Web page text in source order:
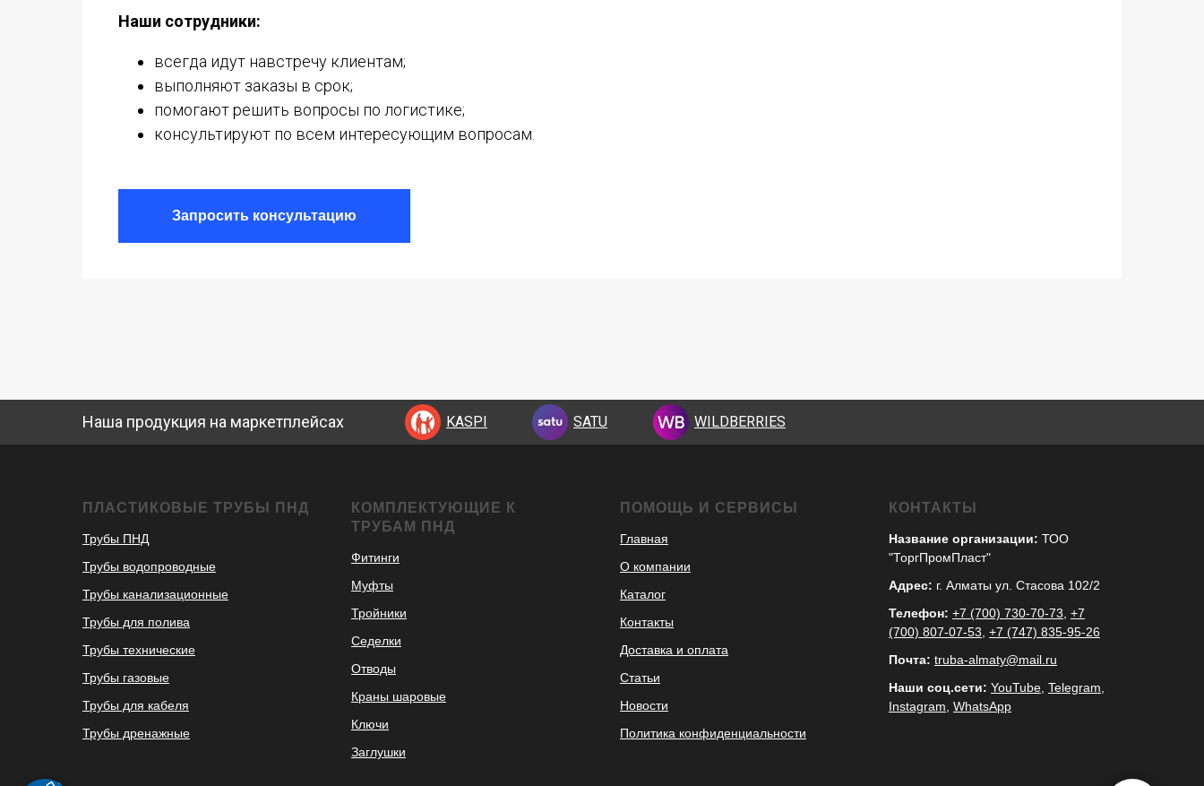
Наши сотрудники:
всегда идут навстречу клиентам;
выполняют заказы в срок;
помогают решить вопросы по логистике;
консультируют по всем интересующим вопросам.
Запросить консультацию
Наша продукция на маркетплейсах KASPI SATU WILDBERRIES
ПЛАСТИКОВЫЕ ТРУБЫ ПНД
Трубы ПНД
Трубы водопроводные
Трубы канализационные
Трубы для полива
Трубы технические
Трубы газовые
Трубы для кабеля
Трубы дренажные
КОМПЛЕКТУЮЩИЕ К
ТРУБАМ ПНД
Фитинги
Муфты
Тройники
Седелки
Отводы
Краны шаровые
Ключи
Заглушки
ПОМОЩЬ И СЕРВИСЫ
Главная
О компании
Каталог
Контакты
Доставка и оплата
Статьи
Новости
Политика конфиденциальности
КОНТАКТЫ
Название организации: ТОО
"ТоргПромПласт"
Адрес: г. Алматы ул. Стасова 102/2
Телефон: +7 (700) 730-70-73 +7
(700) 807-07-53 +7 (747) 835-95-26
Почта: truba-almaty@mail.ru
Наши соц.сети: YouTube Telegram
Instagram WhatsApp